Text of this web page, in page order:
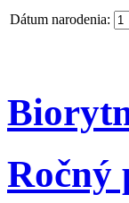
Dátum narodenia:
Ročný